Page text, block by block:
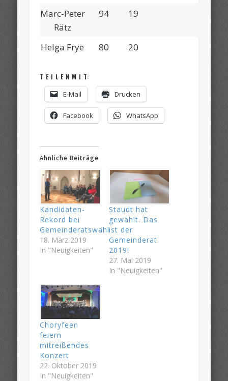
Marc-Peter
Rätz
94 19
Helga Frye 80 20
T E I L E N M I T:
E-Mail Drucken
Facebook WhatsApp
Ähnliche Beiträge
Kandidaten-
Rekord bei
Gemeinderatswahl
18. März 2019
In "Neuigkeiten"
Staudt hat
gewählt. Das
ist der
Gemeinderat
2019!
27. Mai 2019
In "Neuigkeiten"
Choryfeen
feiern
mitreißendes
Konzert
22. Oktober 2019
In "Neuigkeiten"